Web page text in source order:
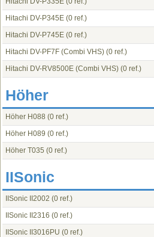
Hitachi DV-P345E (0 ref.)
Hitachi DV-P745E (0 ref.)
Hitachi DV-PF7F (Combi VHS) (0 ref.)
Hitachi DV-RV8500E (Combi VHS) (0 ref.)
Höher
Höher H088 (0 ref.)
Höher H089 (0 ref.)
Höher T035 (0 ref.)
IISonic
IISonic II2002 (0 ref.)
IISonic II2316 (0 ref.)
IISonic II3016PU (0 ref.)